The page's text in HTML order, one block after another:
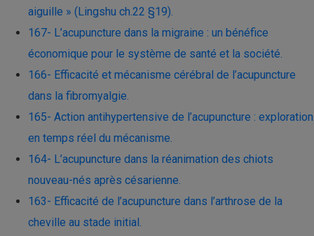
aiguille » (Lingshu ch.22 §19).
167- L’acupuncture dans la migraine : un bénéfice
économique pour le système de santé et la société.
166- Efficacité et mécanisme cérébral de l’acupuncture
dans la fibromyalgie.
165- Action antihypertensive de l’acupuncture : exploration
en temps réel du mécanisme.
164- L’acupuncture dans la réanimation des chiots
nouveau-nés après césarienne.
163- Efficacité de l’acupuncture dans l’arthrose de la
cheville au stade initial.